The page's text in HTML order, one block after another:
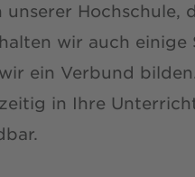
unserer
wir auch einige
ein Verbund
in Ihre